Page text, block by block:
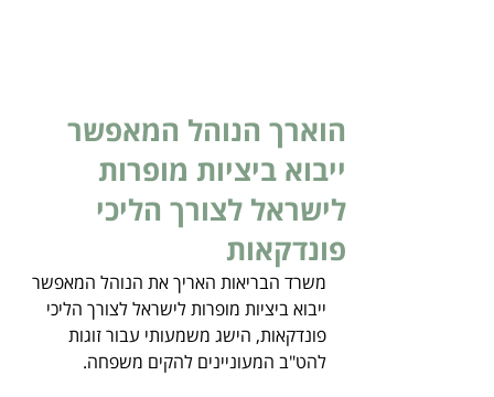
הוארך הנוהל המאפשר
ייבוא ביציות מופרות
לישראל לצורך הליכי
פונדקאות
משרד הבריאות האריך את הנוהל המאפשר
ייבוא ביציות מופרות לישראל לצורך הליכי
פונדקאות, הישג משמעותי עבור זוגות
להט"ב המעוניינים להקים משפחה.